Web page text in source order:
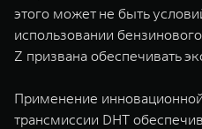
этого может не быть
использовании
Z призвана обеспечивать
Применение
трансмиссии DHT